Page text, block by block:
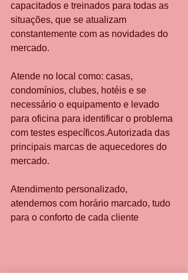
capacitados e treinados para todas as
situações, que se atualizam
constantemente com as novidades do
mercado.
Atende no local como: casas,
condomínios, clubes, hotéis e se
necessário o equipamento e levado
para oficina para identificar o problema
com testes específicos.Autorizada das
principais marcas de aquecedores do
mercado.
Atendimento personalizado,
atendemos com horário marcado, tudo
para o conforto de cada cliente